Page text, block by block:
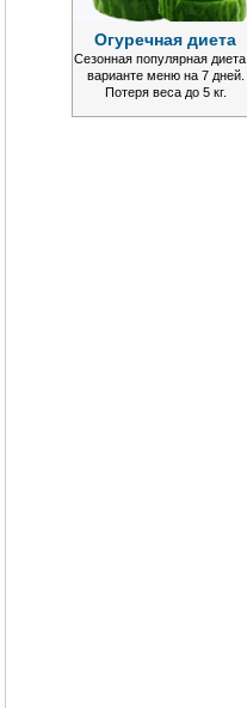
Огуречная диета
Сезонная популярная
варианте меню на 7 дней.
Потеря веса до 5 кг.